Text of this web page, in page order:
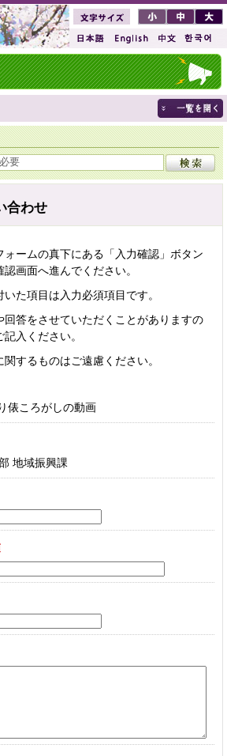
合わせ
ームの真下にある「入力確認」ボタン
画面へ進んでください。
いた項目は入力必須項目です。
回答をさせていただくことがありますの
入ください。
するものはご遠慮ください。
俵ころがしの動画
地域振興課